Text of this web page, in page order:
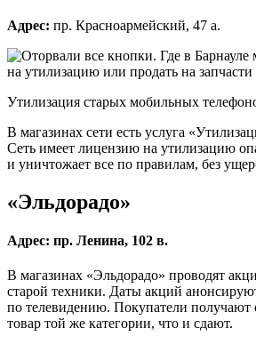
Адрес: пр. Красноармейский, 47 а.
Утилизация старых мобильных
В магазинах сети есть услуга
Сеть имеет лицензию на утилизацию
и уничтожает все по правилам, без
«Эльдорадо»
Адрес: пр. Ленина, 102 в.
В магазинах «Эльдорадо» проводят
старой техники. Даты акций
по телевидению. Покупатели получают
товар той же категории, что и сдают.